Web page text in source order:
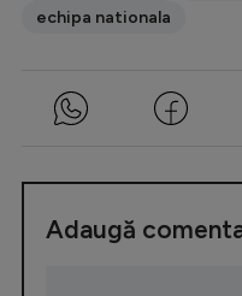
echipa nationala
Adaugă